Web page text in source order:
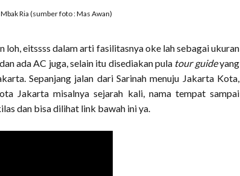
Ria (sumber foto : Mas Awan)
eitssss dalam arti fasilitasnya oke lah sebagai ukuran
ada AC juga, selain itu disediakan pula tour guideyang
Sepanjang jalan dari Sarinah menuju Jakarta Kota,
Jakarta misalnya sejarah kali, nama tempat sampai
dan bisa dilihat link bawah ini ya.